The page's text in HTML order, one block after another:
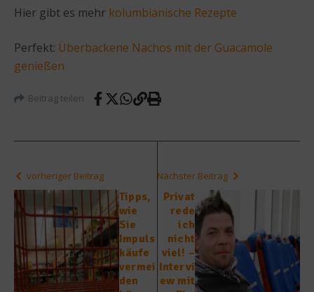
Hier gibt es mehr kolumbianische Rezepte
Perfekt: Überbackene Nachos mit der Guacamole
genießen
Beitrag teilen
vorheriger Beitrag
Tipps,
wie
Sie
Impuls
käufe
vermei
den
Nächster Beitrag
Privat
rede
ich
nicht
viel! –
Intervi
ew mit